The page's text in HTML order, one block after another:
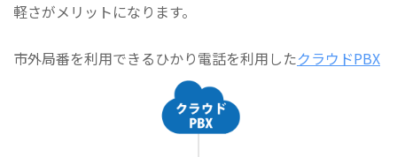
軽さがメリットになります。
市外局番を利用できるひかり電話を利用したクラウドPBX